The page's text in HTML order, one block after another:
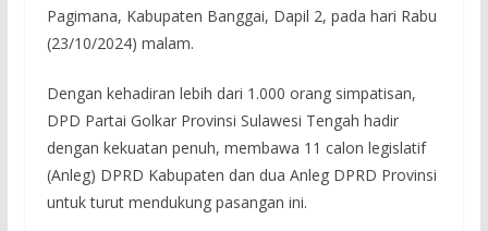
Pagimana, Kabupaten Banggai, Dapil 2, pada hari Rabu
(23/10/2024) malam.
Dengan kehadiran lebih dari 1.000 orang simpatisan,
DPD Partai Golkar Provinsi Sulawesi Tengah hadir
dengan kekuatan penuh, membawa 11 calon legislatif
(Anleg) DPRD Kabupaten dan dua Anleg DPRD Provinsi
untuk turut mendukung pasangan ini.